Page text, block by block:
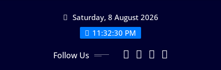
Saturday, 8 August 2026
11:32:31 PM
Follow Us